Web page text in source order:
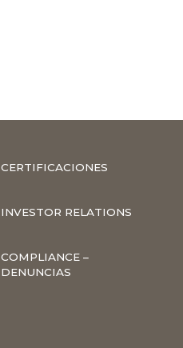
CERTIFICACIONES
INVESTOR RELATIONS
COMPLIANCE –
DENUNCIAS